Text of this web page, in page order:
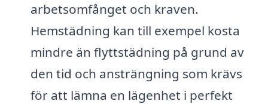
arbetsomfånget och kraven.
Hemstädning kan till exempel kosta
mindre än flyttstädning på grund av
den tid och ansträngning som krävs
för att lämna en lägenhet i perfekt